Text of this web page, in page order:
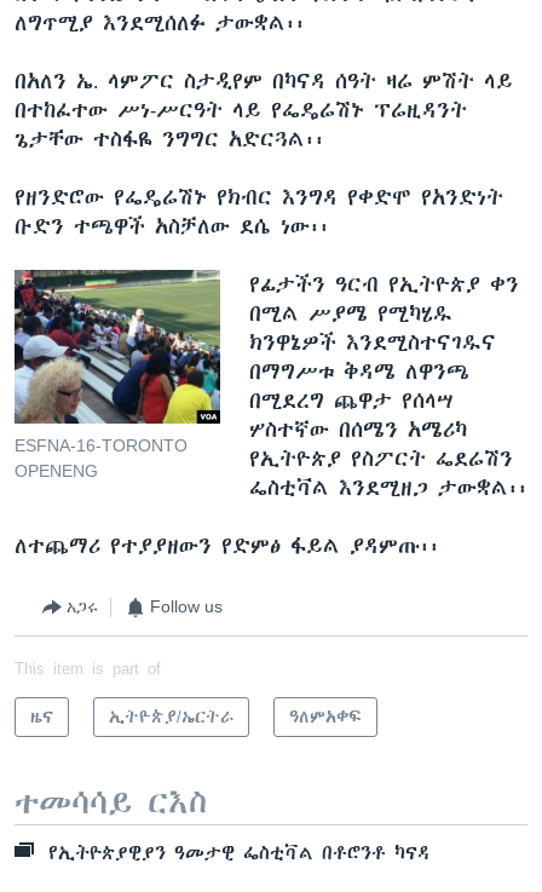
ለግጥሚያ እንደሚሰለፉ ታውቋል፡፡
በአለን ኤ. ላምፖር ስታዲየም በካናዳ ሰዓት ዛሬ ምሽት ላይ
በተከፈተው ሥነ-ሥርዓት ላይ የፌዴሬሽኑ ፕሬዚዳንት
ጌታቸው ተስፋዬ ንግግር አድርጓል፡፡
የዘንድሮው የፌዴሬሽኑ የክብር እንግዳ የቀድሞ የአንድነት
ቡድን ተጫዋች አስቻለው ደሴ ነው፡፡
ESFNA-16-TORONTO
OPENENG
የፊታችን ዓርብ የኢትዮጵያ ቀን
በሚል ሥያሜ የሚካሄዱ
ክንዋኔዎች እንደሚስተናገዱና
በማግሥቱ ቅዳሜ ለዋንጫ
በሚደረግ ጨዋታ የሰላሣ
ሦስተኛው በሰሜን አሜሪካ
የኢትዮጵያ የስፖርት ፌደሬሽን
ፌስቲቫል እንደሚዘጋ ታውቋል፡፡
ለተጨማሪ የተያያዘውን የድምፅ ፋይል ያዳምጡ፡፡
አጋሩ Follow us
This item is part of
ዜና ኢትዮጵያ/ኤርትራ ዓለምአቀፍ
ተመሳሳይ ርእስ
የኢትዮጵያዊያን ዓመታዊ ፌስቲቫል በቶሮንቶ ካናዳ